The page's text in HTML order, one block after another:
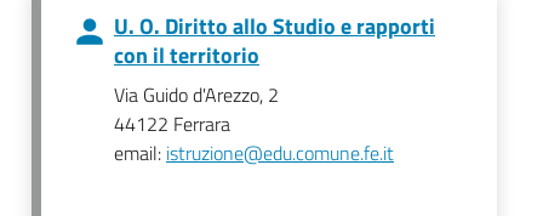
U. O. Diritto allo Studio e rapporti
con il territorio
Via Guido d'Arezzo, 2
44122 Ferrara
email: istruzione@edu.comune.fe.it